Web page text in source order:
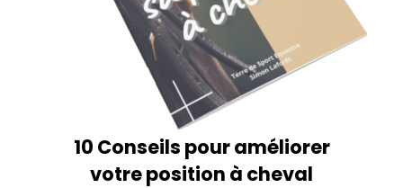
10 Conseils pour améliorer
votre position à cheval